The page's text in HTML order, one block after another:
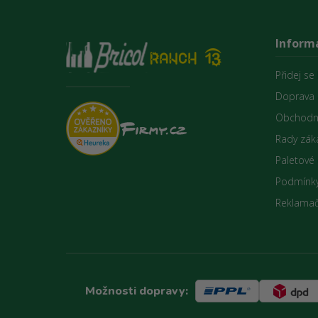
Přidej se
Doprava
Rady
Možnosti dopravy: